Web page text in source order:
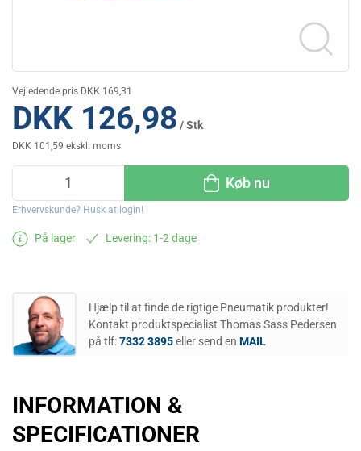
Vejledende pris DKK 169,31
DKK 126,98 / Stk
DKK 101,59 ekskl. moms
Køb nu
Erhvervskunde? Husk at login!
På lager Levering: 1-2 dage
Hjælp til at finde de rigtige Pneumatik produkter!
Kontakt produktspecialist Thomas Sass Pedersen
på tlf:7332 3895eller send en MAIL
INFORMATION &
SPECIFICATIONER